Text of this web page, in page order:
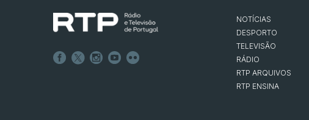
NOTÍCIAS
DESPORTO
TELEVISÃO
RÁDIO
RTP ARQUIVOS
RTP ENSINA